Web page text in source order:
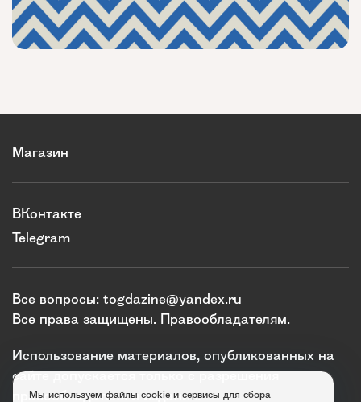
Магазин
ВКонтакте
Telegram
Все вопросы: togdazine@yandex.ru
Все права защищены. Правообладателям.
Использование материалов, опубликованных на
сайте допускается только с разрешения
правообладателя и издания.
Мы используем файлы cookie и сервисы для сбора